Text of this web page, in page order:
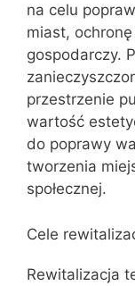
na celu
miast,
gospodarczy.
przestrzenie
wartość
do poprawy
tworzenia
społecznej.
Cele
Rewitalizacja